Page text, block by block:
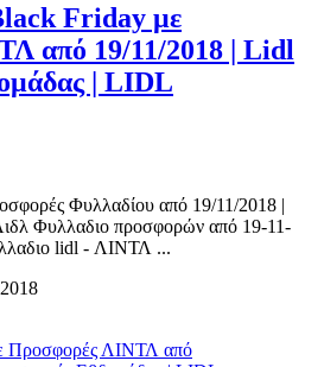
Friday με
από 19/11/2018 | Lidl
| LIDL
Φυλλαδίου από 19/11/2018 |
Φυλλαδιο προσφορών από 19-11-
lidl - ΛΙΝΤΛ ...